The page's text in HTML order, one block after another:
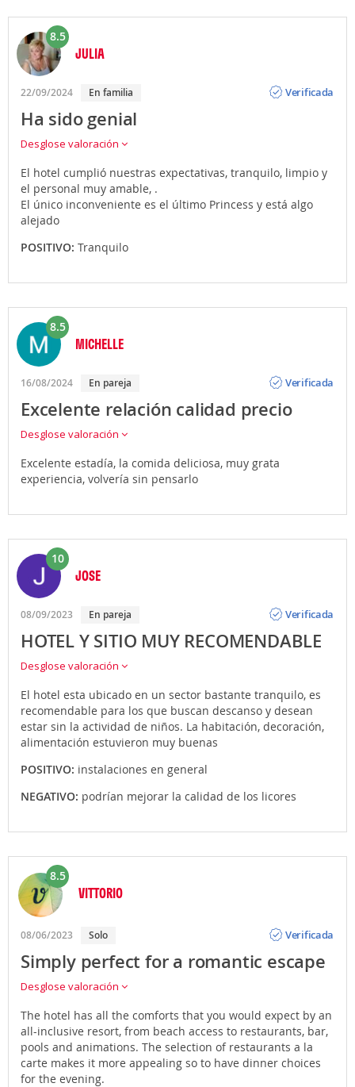
8.5
JULIA
22/09/2024 En familia
Verificada
Ha sido genial
Desglose valoración
El hotel cumplió nuestras expectativas, tranquilo, limpio y
el personal muy amable, .
El único inconveniente es el último Princess y está algo
alejado
POSITIVO: Tranquilo
8.5
MICHELLE
16/08/2024 En pareja
Verificada
Excelente relación calidad precio
Desglose valoración
Excelente estadía, la comida deliciosa, muy grata
experiencia, volvería sin pensarlo
10
JOSE
08/09/2023 En pareja
Verificada
HOTEL Y SITIO MUY RECOMENDABLE
Desglose valoración
El hotel esta ubicado en un sector bastante tranquilo, es
recomendable para los que buscan descanso y desean
estar sin la actividad de niños. La habitación, decoración,
alimentación estuvieron muy buenas
POSITIVO: instalaciones en general
NEGATIVO: podrían mejorar la calidad de los licores
8.5
VITTORIO
08/06/2023 Solo
Verificada
Simply perfect for a romantic escape
Desglose valoración
The hotel has all the comforts that you would expect by an
all-inclusive resort, from beach access to restaurants, bar,
pools and animations. The selection of restaurants a la
carte makes it more appealing so to have dinner choices
for the evening.